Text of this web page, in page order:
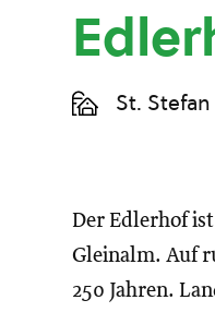
St.
Der Edlerhof
Gleinalm. Auf
250 Jahren.